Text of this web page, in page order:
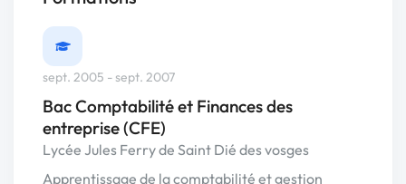
sept. 2005 - sept. 2007
Bac Comptabilité et Finances des
entreprise (CFE)
Lycée Jules Ferry de Saint Dié des vosges
Apprentissage de la comptabilité et gestion